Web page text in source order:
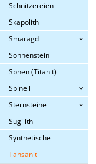
Schnitzereien
Skapolith
Smaragd
Sonnenstein
Sphen (Titanit)
Spinell
Sternsteine
Sugilith
Synthetische
Tansanit